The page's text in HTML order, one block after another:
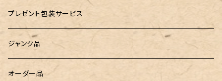
Ystudio（ワイスタジオ）
LOGステーショナリー
WATERMAN（ウォーターマン）
ラジオメーター
Tempo Drop（テンポドロップ）
グラスマーカー
廃盤品 Ain シュタイン 0.3
廃盤品 Ain シュタイン 0.2
ペーパーペン by if
プレゼント包装サービス
ジャンク品
オーダー品